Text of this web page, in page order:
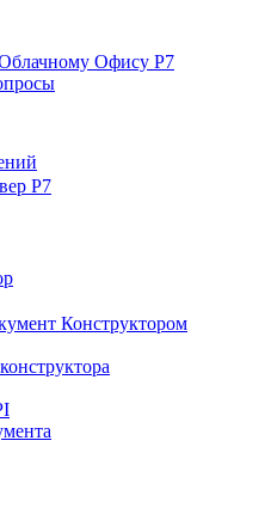
Офису Р7
Р7
Конструктором